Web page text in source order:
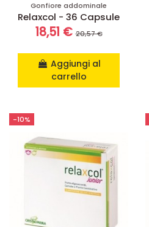
Gonfiore addominale
Relaxcol - 36 Capsule
18,51 €20,57 €
Aggiungi al
carrello
-10%